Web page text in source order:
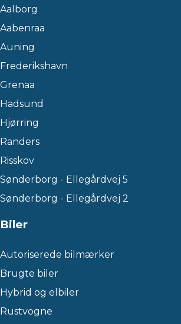
Aalborg
Aabenraa
Auning
Frederikshavn
Grenaa
Hadsund
Hjørring
Randers
Risskov
Sønderborg - Ellegårdvej 5
Sønderborg - Ellegårdvej 2
Biler
Autoriserede bilmærker
Brugte biler
Hybrid og elbiler
Rustvogne